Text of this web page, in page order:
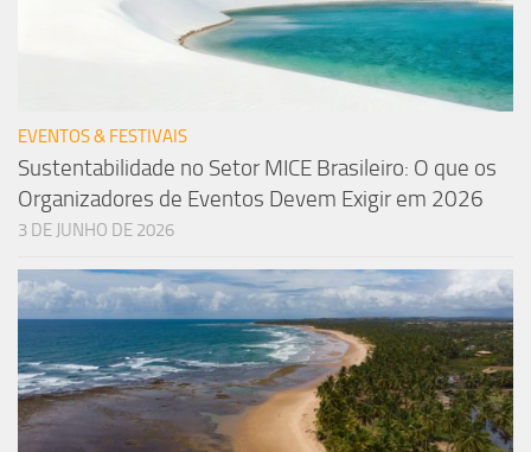
EVENTOS & FESTIVAIS
Sustentabilidade no Setor MICE Brasileiro: O que os
Organizadores de Eventos Devem Exigir em 2026
3 DE JUNHO DE 2026